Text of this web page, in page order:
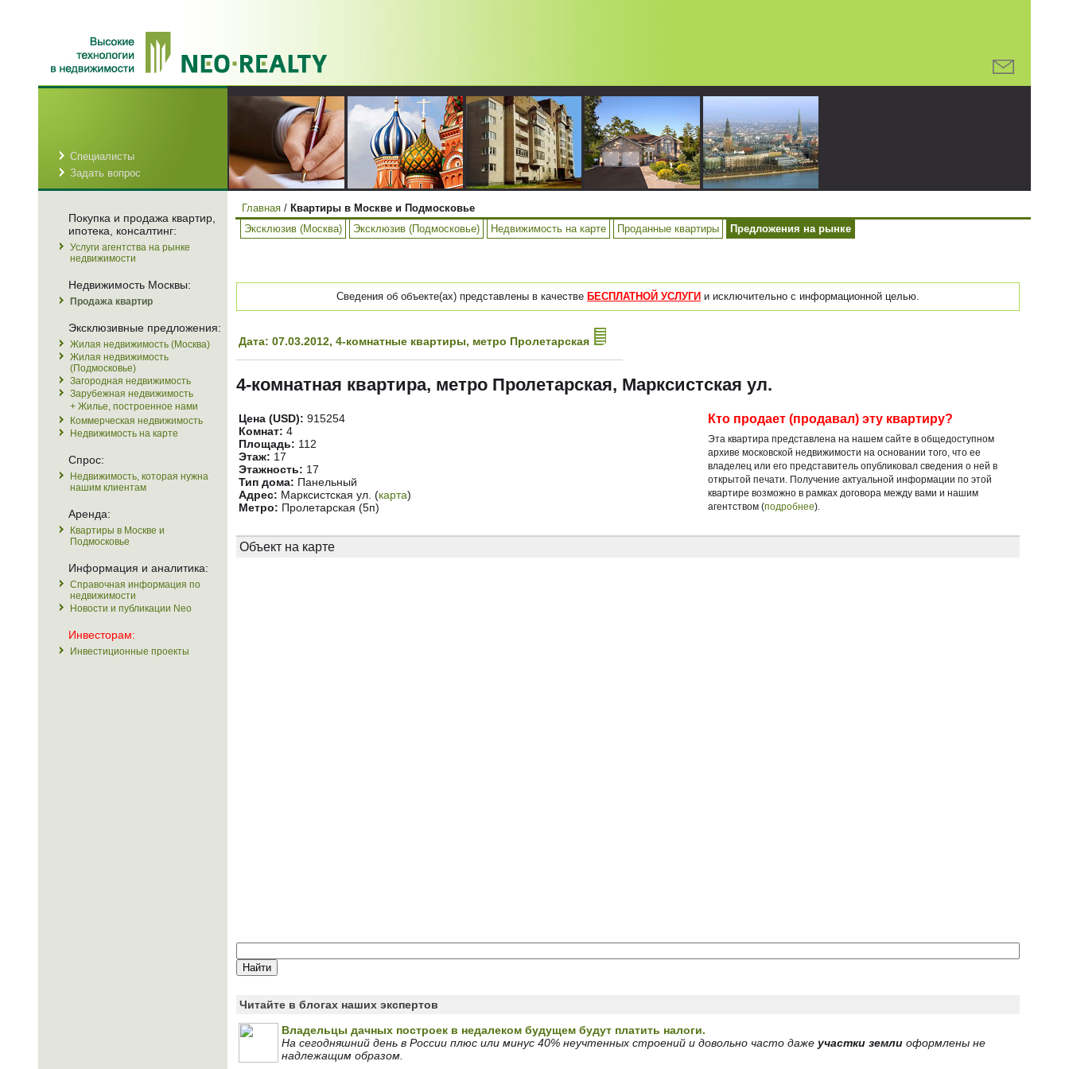
Специалисты
Задать вопрос
Покупка и продажа квартир,
ипотека, консалтинг:
Услуги агентства на рынке
недвижимости
Недвижимость Москвы:
Продажа квартир
Эксклюзивные предложения:
Жилая недвижимость (Москва)
Жилая недвижимость
(Подмосковье)
Загородная недвижимость
Зарубежная недвижимость
+ Жилье, построенное нами
Коммерческая недвижимость
Недвижимость на карте
Спрос:
Недвижимость, которая нужна
нашим клиентам
Аренда:
Квартиры в Москве и
Подмосковье
Информация и аналитика:
Справочная информация по
недвижимости
Новости и публикации Neo
Инвесторам:
Инвестиционные проекты
Главная / Квартиры в Москве и Подмосковье
Эксклюзив (Москва)
Эксклюзив (Подмосковье) Недвижимость на карте Проданные квартиры Предложения на рынке
Сведения об объекте(ах) представлены в качестве БЕСПЛАТНОЙ УСЛУГИ и исключительно с информационной целью.
Дата: 07.03.2012, 4-комнатные квартиры, метро Пролетарская
4-комнатная квартира, метро Пролетарская, Марксистская ул.
Цена (USD): 915254
Комнат: 4
Площадь: 112
Этаж: 17
Этажность: 17
Тип дома: Панельный
Адрес: Марксистская ул. (карта)
Метро: Пролетарская (5п)
Кто продает (продавал) эту квартиру?
Эта квартира представлена на нашем сайте в общедоступном
архиве московской недвижимости на основании того, что ее
владелец или его представитель опубликовал сведения о ней в
открытой печати. Получение актуальной информации по этой
квартире возможно в рамках договора между вами и нашим
агентством (подробнее).
Объект на карте
Читайте в блогах наших экспертов
Владельцы дачных построек в недалеком будущем будут платить налоги.
На сегодняшний день в России плюс или минус 40% неучтенных строений и довольно часто даже участки земли оформлены не
надлежащим образом.